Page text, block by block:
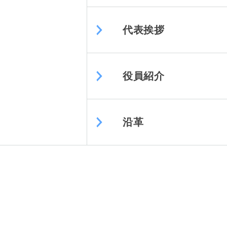
代表挨拶
役員紹介
沿革